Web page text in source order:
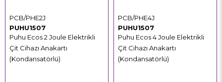
PUHU1507
Puhu Ecos 2 Joule Elektrikli
Çit Cihazı Anakartı
(Kondansatörlü)
PCB/PHE2J
PUHU1507
Puhu Ecos 4 Joule Elektrikli
Çit Cihazı Anakartı
(Kondansatörlü)
PCB/PHE4J